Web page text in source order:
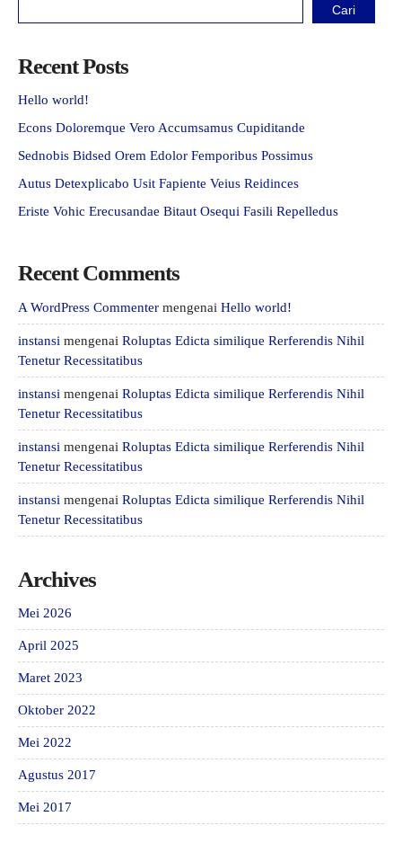
Cari
Recent Posts
Hello world!
Econs Doloremque Vero Accumsamus Cupiditande
Sednobis Bidsed Orem Edolor Femporibus Possimus
Autus Detexplicabo Usit Fapiente Veius Reidinces
Eriste Vohic Erecusandae Bitaut Osequi Fasili Repelledus
Recent Comments
A WordPress Commenter mengenai Hello world!
instansi mengenai Roluptas Edicta similique Rerferendis Nihil
Tenetur Recessitatibus
instansi mengenai Roluptas Edicta similique Rerferendis Nihil
Tenetur Recessitatibus
instansi mengenai Roluptas Edicta similique Rerferendis Nihil
Tenetur Recessitatibus
instansi mengenai Roluptas Edicta similique Rerferendis Nihil
Tenetur Recessitatibus
Archives
Mei 2026
April 2025
Maret 2023
Oktober 2022
Mei 2022
Agustus 2017
Mei 2017